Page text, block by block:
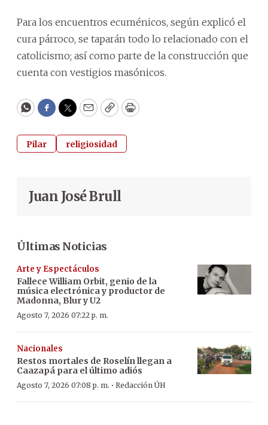
Para los encuentros ecuménicos, según explicó el
cura párroco, se taparán todo lo relacionado con el
catolicismo; así como parte de la construcción que
cuenta con vestigios masónicos.
WhatsApp
Facebook
Twitter
EmailCopyPrint
Pilar religiosidad
Juan José Brull
Últimas Noticias
Arte y Espectáculos
Fallece William Orbit, genio de la
música electrónica y productor de
Madonna, Blur y U2
Agosto 7, 2026 07:22 p. m.
Nacionales
Restos mortales de Roselín llegan a
Caazapá para el último adiós
Agosto 7, 2026 07:08 p. m. · Redacción ÚH